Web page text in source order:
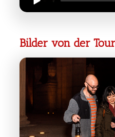
Bilder von der Tour